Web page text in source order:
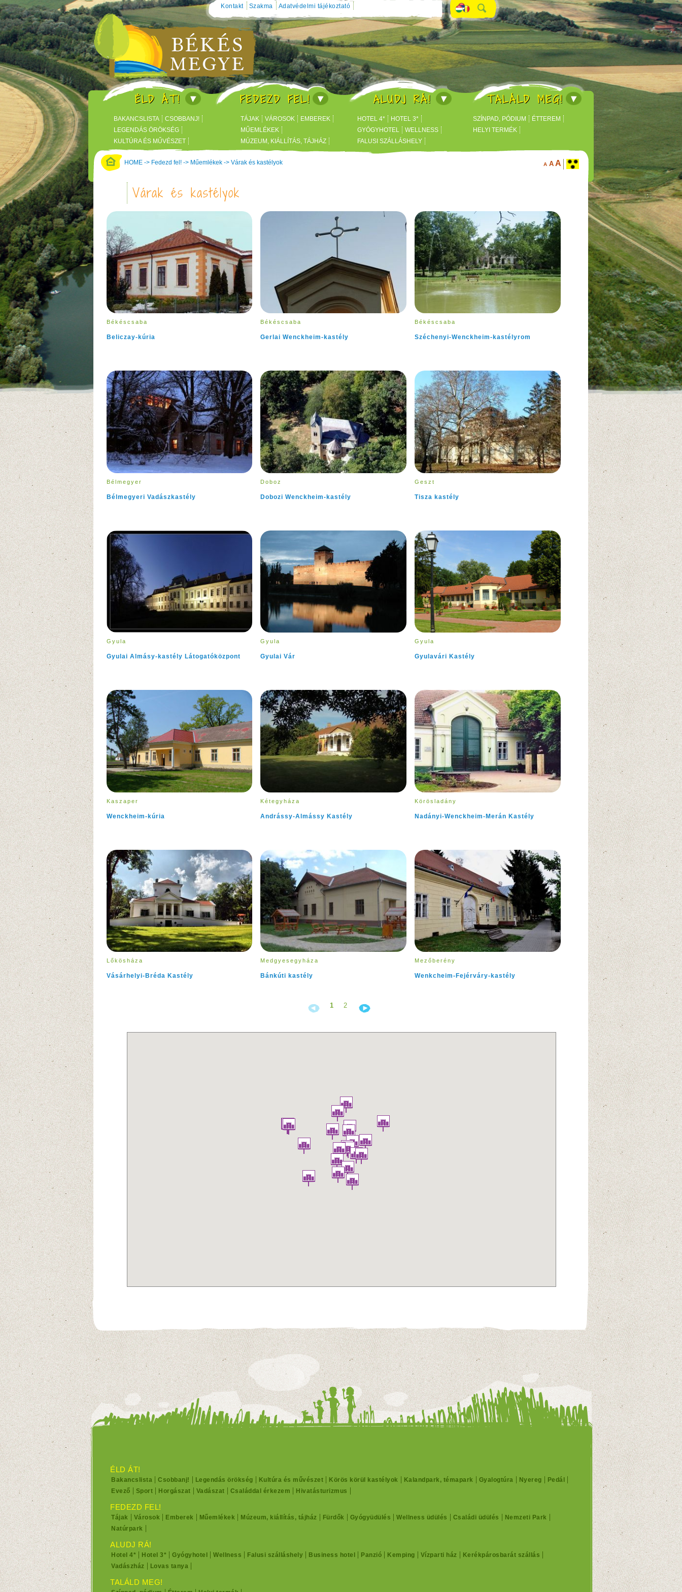
Kontakt Szakma Adatvédelmi tájékoztató
BAKANCSLISTA
CSOBBANJ!
LEGENDÁS ÖRÖKSÉG
KULTÚRA ÉS MŰVÉSZET
KÖRÖS KÖRÜL KASTÉLYOK
KALANDPARK, TÉMAPARK
TÁJAK VÁROSOK
EMBEREK
MŰEMLÉKEK
MÚZEUM, KIÁLLÍTÁS, TÁJHÁZ
FÜRDŐK
HOTEL 4*
HOTEL 3*
GYÓGYHOTEL
WELLNESS
FALUSI SZÁLLÁSHELY
BUSINESS HOTEL
SZÍNPAD, PÓDIUM
ÉTTEREM
HELYI TERMÉK
ÉLD ÁT! FEDEZD FEL! ALUDJ RÁ! TALÁLD MEG!
HOME -> Fedezd fel! -> Műemlékek -> Várak és kastélyok A A A
Várak és kastélyok
Békéscsaba
Beliczay-kúria
Békéscsaba
Gerlai Wenckheim-kastély
Békéscsaba
Széchenyi-Wenckheim-kastélyrom
Bélmegyer
Bélmegyeri Vadászkastély
Doboz
Dobozi Wenckheim-kastély
Geszt
Tisza kastély
Gyula
Gyulai Almásy-kastély Látogatóközpont
Gyula
Gyulai Vár
Gyula
Gyulavári Kastély
Kaszaper
Wenckheim-kúria
Kétegyháza
Andrássy-Almássy Kastély
Körösladány
Nadányi-Wenckheim-Merán Kastély
Lőkösháza
Vásárhelyi-Bréda Kastély
Medgyesegyháza
Bánkúti kastély
Mezőberény
Wenkcheim-Fejérváry-kastély
1 2
ÉLD ÁT!
Bakancslista Csobbanj! Legendás örökség Kultúra és művészet Körös körül kastélyok Kalandpark, témapark Gyalogtúra Nyereg
Pedál
Evező
Sport Horgászat Vadászat Családdal érkezem Hivatásturizmus
FEDEZD FEL!
Tájak Városok Emberek Műemlékek Múzeum, kiállítás, tájház Fürdők Gyógyüdülés Wellness üdülés Családi üdülés
Nemzeti Park
Natúrpark
ALUDJ RÁ!
Hotel 4* Hotel 3* Gyógyhotel Wellness Falusi szálláshely Business hotel Panzió Kemping Vízparti ház
Kerékpárosbarát szállás
Vadászház
Lovas tanya
TALÁLD MEG!